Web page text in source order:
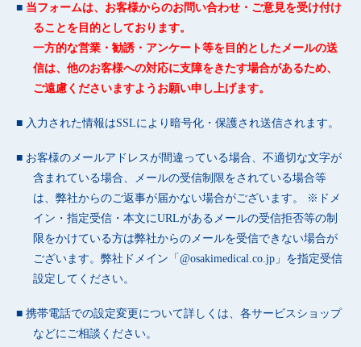
当フォームは、お客様からのお問い合わせ・ご意見を受け付け
ることを目的としております。
一方的な営業・勧誘・アンケート等を目的としたメールの送
信は、他のお客様への対応に支障をきたす場合があるため、
ご遠慮くださいますようお願い申し上げます。
入力された情報はSSLにより暗号化・保護され送信されます。
お客様のメールアドレスが間違っている場合、不適切な文字が
含まれている場合、メールの受信制限をされている場合等
は、弊社からのご返事が届かない場合がございます。 ※ドメ
イン・指定受信・本文にURLがあるメールの受信拒否等の制
限をかけている方は弊社からのメールを受信できない場合が
ございます。弊社ドメイン「@osakimedical.co.jp」を指定受信
設定してください。
携帯電話での設定変更について詳しくは、各サービスショップ
などにご相談ください。